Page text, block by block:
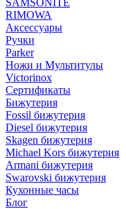
SAMSONITE
RIMOWA
Аксессуары
Ручки
Parker
Ножи и Мультитулы
Victorinox
Сертификаты
Бижутерия
Fossil бижутерия
Diesel бижутерия
Skagen бижутерия
Michael Kors бижутерия
Armani бижутерия
Swarovski бижутерия
Кухонные часы
Блог